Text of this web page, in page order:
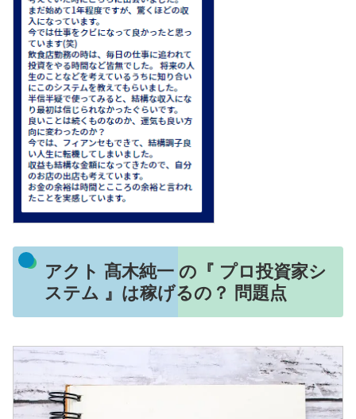
アクト 髙木純一 の『 プロ投資家シ
ステム 』は稼げるの？ 問題点